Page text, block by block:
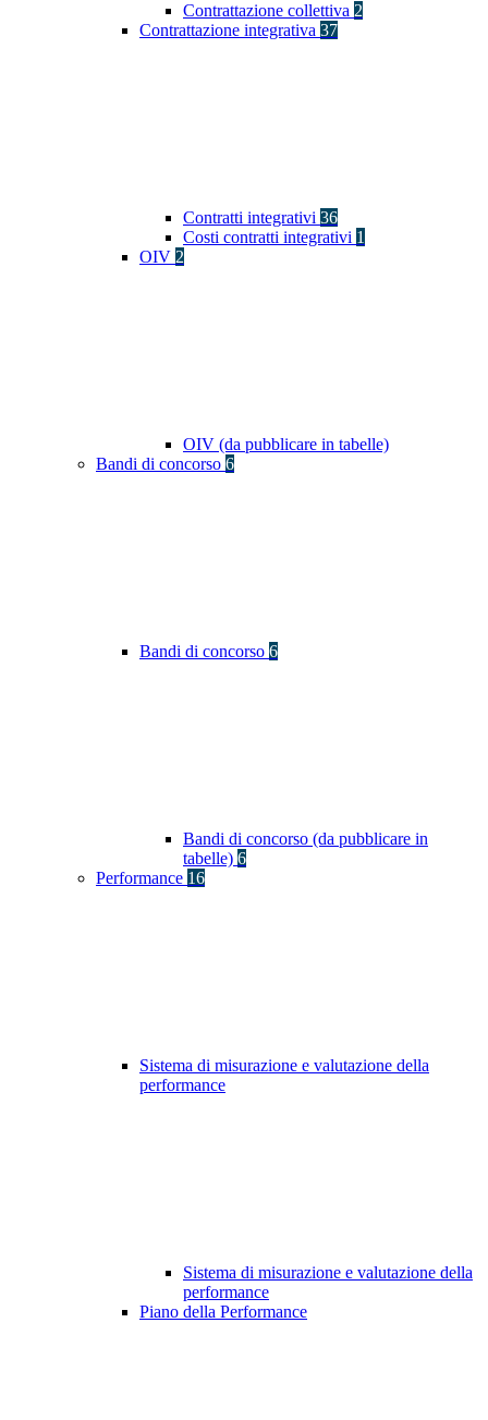
Contrattazione collettiva 2
Contrattazione integrativa 37
Contratti integrativi 36
Costi contratti integrativi 1
OIV 2
OIV (da pubblicare in tabelle)
Bandi di concorso 6
Bandi di concorso 6
Bandi di concorso (da pubblicare in
tabelle) 6
Performance 16
Sistema di misurazione e valutazione della
performance
Sistema di misurazione e valutazione della
performance
Piano della Performance